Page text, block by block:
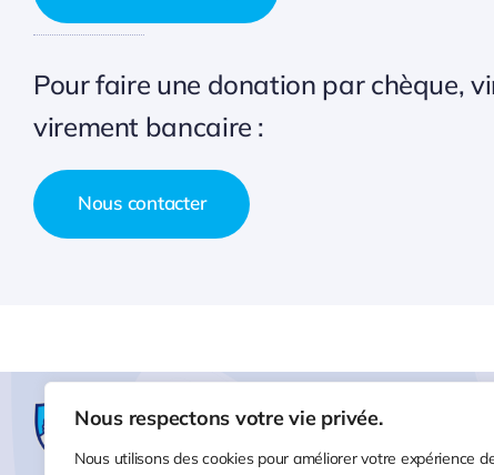
Nous respectons votre vie privée.
Nous utilisons des cookies pour améliorer votre expérience
Pour faire une donation par chèque,
virement bancaire :
Nous contacter